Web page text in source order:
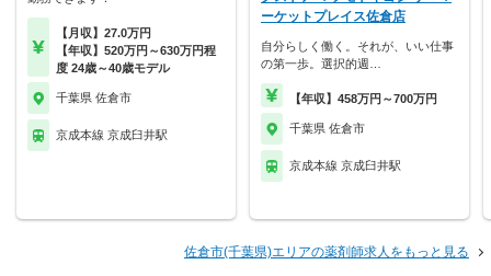
【月収】27.0万円
【年収】520万円～630万円程
度 24歳～40歳モデル
千葉県 佐倉市
京成本線 京成臼井駅
ーケットプレイス佐倉店
自分らしく働く。それが、いい仕事
の第一歩。選択的週…
【年収】458万円～700万円
千葉県 佐倉市
京成本線 京成臼井駅
佐倉市(千葉県)エリアの薬剤師求人をもっと見る